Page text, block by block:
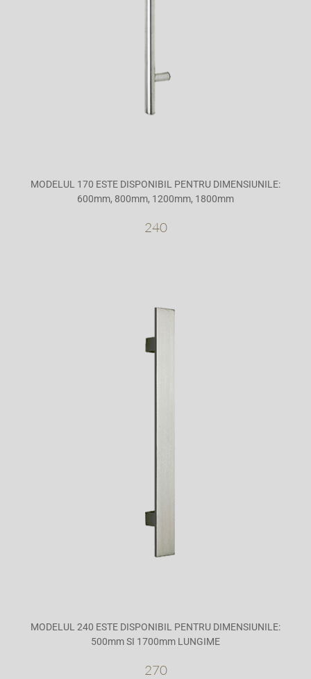
MODELUL 170 ESTE DISPONIBIL PENTRU DIMENSIUNILE:
600mm, 800mm, 1200mm, 1800mm
240
MODELUL 240 ESTE DISPONIBIL PENTRU DIMENSIUNILE:
500mm SI 1700mm LUNGIME
270